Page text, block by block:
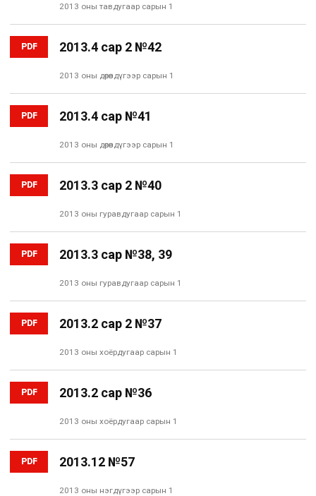
2013 оны тавдугаар сарын 1
PDF 2013.4 сар 2 №42
2013 оны дөрөвдүгээр сарын 1
PDF 2013.4 сар №41
2013 оны дөрөвдүгээр сарын 1
PDF 2013.3 сар 2 №40
2013 оны гуравдугаар сарын 1
PDF 2013.3 сар №38, 39
2013 оны гуравдугаар сарын 1
PDF 2013.2 сар 2 №37
2013 оны хоёрдугаар сарын 1
PDF 2013.2 сар №36
2013 оны хоёрдугаар сарын 1
PDF 2013.12 №57
2013 оны нэгдүгээр сарын 1